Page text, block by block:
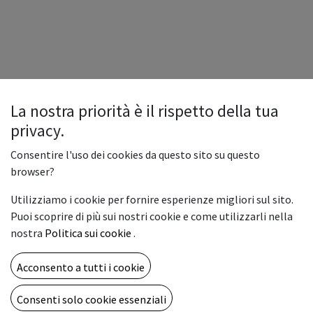
Copyright © Vemar sas
La nostra priorità è il rispetto della tua
privacy.
Consentire l'uso dei cookies da questo sito su questo
browser?
Utilizziamo i cookie per fornire esperienze migliori sul sito.
Puoi scoprire di più sui nostri cookie e come utilizzarli nella
nostra Politica sui cookie .
Acconsento a tutti i cookie
Consenti solo cookie essenziali